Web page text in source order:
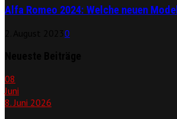
Alfa Romeo 2024: Welche neuen
0
08
Juni
8. Juni 2026